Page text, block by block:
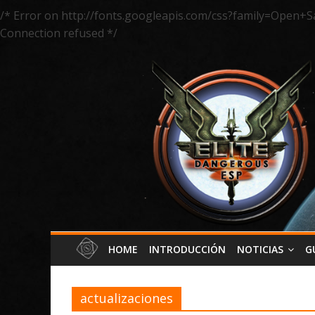
/* Error on http://fonts.googleapis.com/
Connection refused */
HOME INTRODUCCIÓN NOTICIAS
actualizaciones